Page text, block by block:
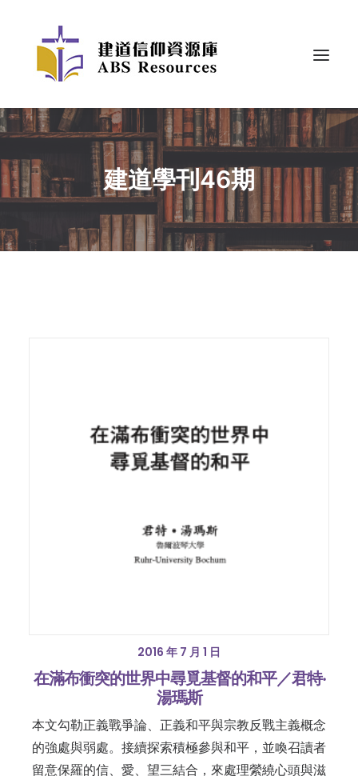
建道學刊46期
2016 年 7 月 1 日
在滿布衝突的世界中尋覓基督的和平／君特‧
湯瑪斯
本文勾勒正義戰爭論、正義和平與宗教反戰主義概念
的強處與弱處。接續探索積極參與和平，並喚召讀者
留意保羅的信、愛、望三結合，來處理縈繞心頭與滋